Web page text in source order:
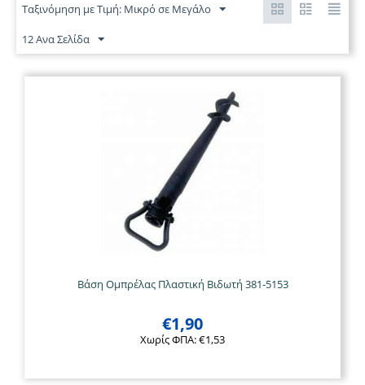
Ταξινόμηση με Τιμή: Μικρό σε Μεγάλο
12 Ανα Σελίδα
Βάση Ομπρέλας Πλαστική Βιδωτή 381-5153
€1,90
Χωρίς ΦΠΑ:€1,53